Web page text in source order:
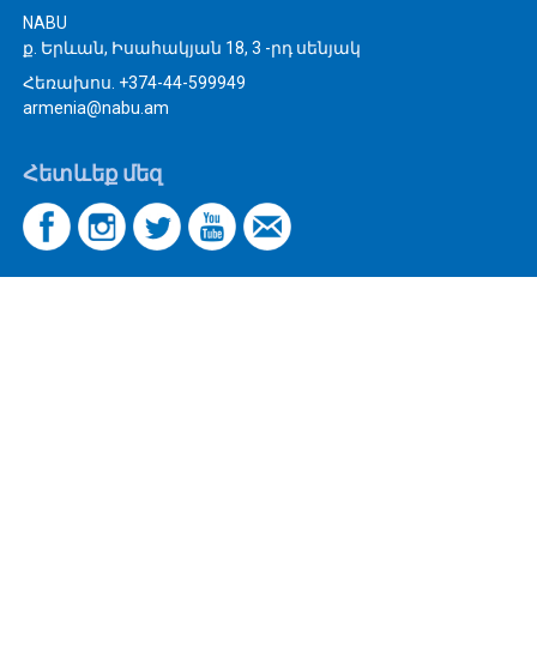
NABU
ք. Երևան, Իսահակյան 18, 3 -րդ սենյակ
Հեռախոս. +374-44-599949
armenia@nabu.am
Հետևեք մեզ